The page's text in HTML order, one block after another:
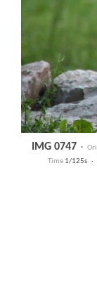
IMG 0747 ·
Time1/125s ·